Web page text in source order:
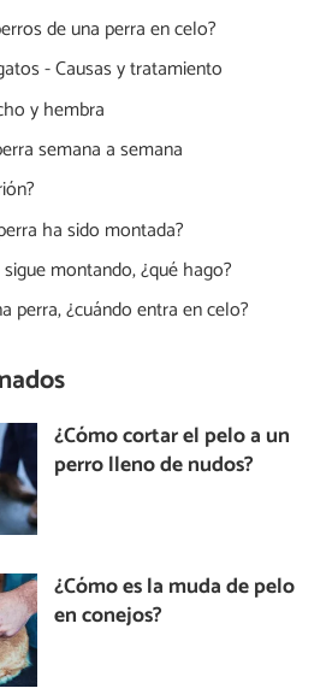
de una perra en celo?
- Causas y tratamiento
y hembra
semana a semana
ha sido montada?
montando, ¿qué hago?
perra, ¿cuándo entra en celo?
¿Cómo cortar el pelo a un
perro lleno de nudos?
¿Cómo es la muda de pelo
en conejos?